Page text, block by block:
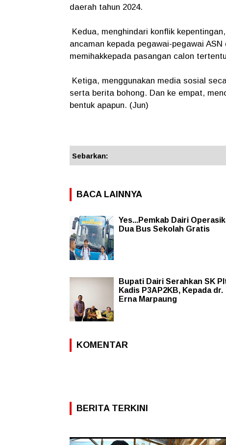
daerah tahun 2024.
Kedua, menghindari konflik
ancaman kepada pegawai-pegawai
memihakkepada pasangan calon
Ketiga, menggunakan media sosial
serta berita bohong. Dan ke empat,
bentuk apapun. (Jun)
Sebarkan:
BACA LAINNYA
Yes...Pemkab Dairi
Dua Bus Sekolah Gratis
Bupati Dairi Serahkan SK
Kadis P3AP2KB, Kepada dr.
Erna Marpaung
KOMENTAR
BERITA TERKINI